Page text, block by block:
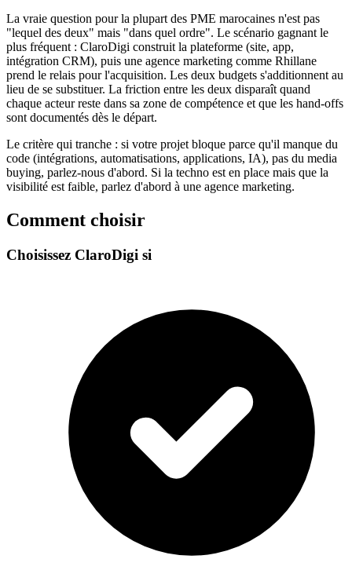
La vraie question pour la plupart des PME marocaines n'est pas
"lequel des deux" mais "dans quel ordre". Le scénario gagnant le
plus fréquent : ClaroDigi construit la plateforme (site, app,
intégration CRM), puis une agence marketing comme Rhillane
prend le relais pour l'acquisition. Les deux budgets s'additionnent au
lieu de se substituer. La friction entre les deux disparaît quand
chaque acteur reste dans sa zone de compétence et que les hand-offs
sont documentés dès le départ.
Le critère qui tranche : si votre projet bloque parce qu'il manque du
code (intégrations, automatisations, applications, IA), pas du media
buying, parlez-nous d'abord. Si la techno est en place mais que la
visibilité est faible, parlez d'abord à une agence marketing.
Comment choisir
Choisissez ClaroDigi si